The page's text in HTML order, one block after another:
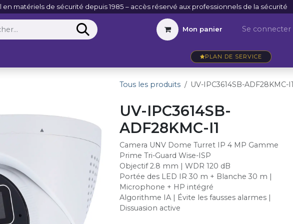
matériels de sécurité depuis 1985 – accès réservé aux professionnels de la sécurité
Mon panier Se connecter
PLAN DE SERVICE
Tous les produits UV-IPC3614SB-ADF28KMC-I1
UV-IPC3614SB-
ADF28KMC-I1
Camera UNV Dome Turret IP 4 MP Gamme
Prime Tri-Guard Wise-ISP
Objectif 2.8 mm | WDR 120 dB
Portée des LED IR 30 m + Blanche 30 m |
Microphone + HP intégré
Algorithme IA | Évite les fausses alarmes |
Dissuasion active